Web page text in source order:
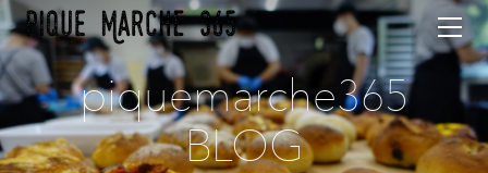
piquemarche365
BLOG
Home
Menu
Access
Contact
About